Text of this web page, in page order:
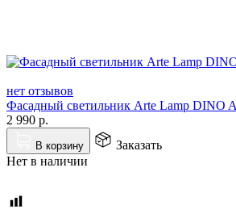
нет отзывов
Фасадный светильник Arte Lamp DINO
2 990 р.
В корзину
Заказать
Нет в наличии